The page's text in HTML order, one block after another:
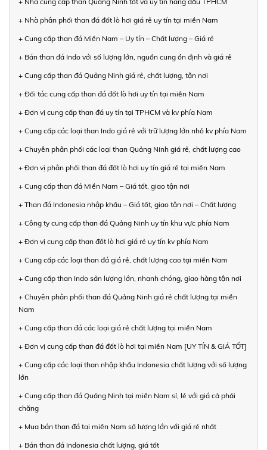
+ Nhà phân phối than đá đốt lò hơi giá rẻ uy tín tại miền Nam
+ Cung cấp than đá Miền Nam – Uy tín – Chất lượng – Giá rẻ
+ Bán than đá Indo với số lượng lớn, nguồn cung ổn định và giá rẻ
+ Cung cấp than đá Quảng Ninh giá rẻ, chất lượng, tận nơi
+ Đối tác cung cấp than đá đốt lò hơi uy tín tại miền Nam
+ Đơn vị cung cấp than đá uy tín tại TPHCM và kv phía Nam
+ Cung cấp các loại than Indo giá rẻ với trữ lượng lớn nhỏ kv phía Nam
+ Chuyên phân phối các loại than Quảng Ninh giá rẻ, chất lượng cao
+ Đơn vị phân phối than đá đốt lò hơi uy tín giá rẻ tại miền Nam
+ Cung cấp than đá Miền Nam – Giá tốt, giao tận nơi
+ Than đá Indonesia nhập khẩu – Giá tốt, giao tận nơi – Chất lượng
+ Công ty cung cấp than đá Quảng Ninh uy tín khu vực phía Nam
+ Đơn vị cung cấp than đốt lò hơi giá rẻ uy tín kv phía Nam
+ Cung cấp các loại than đá giá rẻ, chất lượng cao tại miền Nam
+ Cung cấp than Indo sản lượng lớn, nhanh chóng, giao hàng tận nơi
+ Chuyên phân phối than đá Quảng Ninh giá rẻ chất lượng tại miền
Nam
+ Cung cấp than đá các loại giá rẻ chất lượng tại miền Nam
+ Đơn vị cung cấp than đá đốt lò hơi tại miền Nam [UY TÍN & GIÁ TỐT]
+ Cung cấp các loại than nhập khẩu Indonesia chất lượng với số lượng
lớn
+ Cung cấp than đá Quảng Ninh tại miền Nam sỉ, lẻ với giá cả phải
chăng
+ Mua bán than đá tại miền Nam số lượng lớn với giá rẻ nhất
+ Bán than đá Indonesia chất lượng, giá tốt